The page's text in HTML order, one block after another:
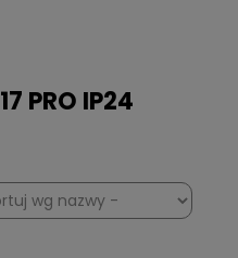
PRO IP24